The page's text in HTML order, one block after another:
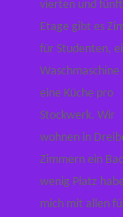
vierten und
Etage gibt es
für Studenten,
Waschmaschine
eine Küche pro
Stockwerk. Wir
wohnen in
Zimmern ein
wenig Platz
mich mit allen